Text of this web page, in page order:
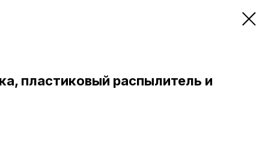
пластиковый распылитель и